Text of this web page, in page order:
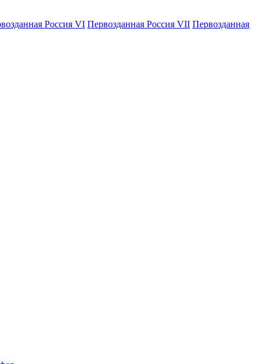
Россия VI Первозданная Россия VII Первозданная